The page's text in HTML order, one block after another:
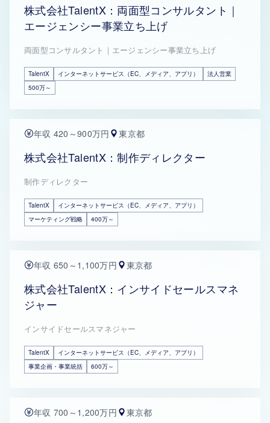
株式会社TalentX：両面型コンサルタント｜
エージェンシー事業立ち上げ
両面型コンサルタント｜エージェンシー事業立ち上げ
TalentX インターネットサービス（EC、メディア、アプリ）
法人営業
500万～
年収 420～900万円 東京都
株式会社TalentX：制作ディレクター
制作ディレクター
TalentX
インターネットサービス（EC、メディア、アプリ）
マーケティング戦略
400万～
年収 650～1,100万円 東京都
株式会社TalentX：インサイドセールスマネ
ジャー
インサイドセールスマネジャー
TalentX
インターネットサービス（EC、メディア、アプリ）
事業企画・事業統括
600万～
年収 700～1,200万円 東京都